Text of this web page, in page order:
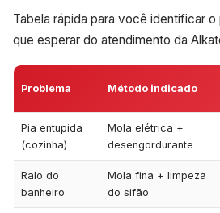
Tabela rápida para você identificar
que esperar do atendimento da
Problema Método indicado
Pia entupida
(cozinha)
Mola elétrica +
desengordurante
Ralo do
banheiro
Mola fina + limpeza
do sifão